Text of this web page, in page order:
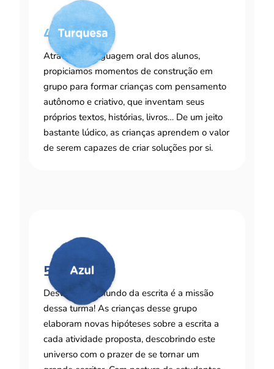
4 a 5 anos
Através da linguagem oral dos alunos,
propiciamos momentos de construção em
grupo para formar crianças com pensamento
autônomo e criativo, que inventam seus
próprios textos, histórias, livros… De um jeito
bastante lúdico, as crianças aprendem o valor
de serem capazes de criar soluções por si.
5 a 6 anos
Desvendar o mundo da escrita é a missão
dessa turma! As crianças desse grupo
elaboram novas hipóteses sobre a escrita a
cada atividade proposta, descobrindo este
universo com o prazer de se tornar um